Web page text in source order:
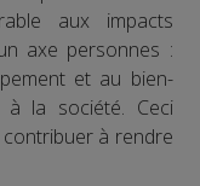
aux impacts
axe personnes :
et au bien-
la société. Ceci
à rendre